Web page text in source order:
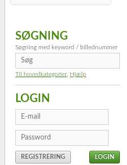
SØGNING
Søgning med keyword / billednummer
Til hovedkategorier Hjælp
LOGIN
REGISTRERING